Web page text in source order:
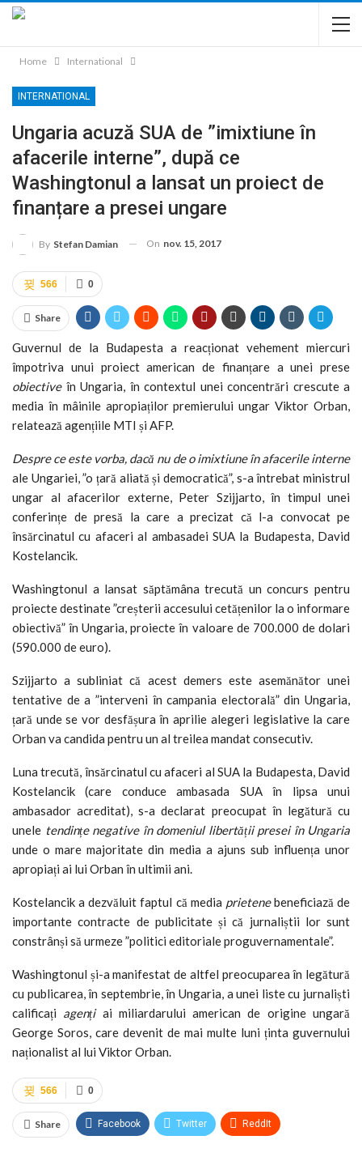
Home International
INTERNATIONAL
Ungaria acuză SUA de ”imixtiune în
afacerile interne”, după ce
Washingtonul a lansat un proiect de
finanțare a presei ungare
By Stefan Damian On nov. 15, 2017
0
566
Share
Guvernul de la Budapesta a reacționat vehement miercuri
împotriva unui proiect american de finanțare a unei prese
obiectiveîn Ungaria, în contextul unei concentrări crescute a
media în mâinile apropiaților premierului ungar Viktor Orban,
relatează agențiile MTI și AFP.
Despre ce este vorba, dacă nu de o imixtiune în afacerile interne
ale Ungariei, ”o țară aliată și democratică”, s-a întrebat ministrul
ungar al afacerilor externe, Peter Szijjarto, în timpul unei
conferințe de presă la care a precizat că l-a convocat pe
însărcinatul cu afaceri al ambasadei SUA la Budapesta, David
Kostelancik.
Washingtonul a lansat săptămâna trecută un concurs pentru
proiecte destinate ”creșterii accesului cetățenilor la o informare
obiectivă” în Ungaria, proiecte în valoare de 700.000 de dolari
(590.000 de euro).
Szijjarto a subliniat că acest demers este asemănător unei
tentative de a ”interveni în campania electorală” din Ungaria,
țară unde se vor desfășura în aprilie alegeri legislative la care
Orban va candida pentru un al treilea mandat consecutiv.
Luna trecută, însărcinatul cu afaceri al SUA la Budapesta, David
Kostelancik (care conduce ambasada SUA în lipsa unui
ambasador acreditat), s-a declarat preocupat în legătură cu
unele tendințe negative în domeniul libertății presei în Ungaria
unde o mare majoritate din media a ajuns sub influența unor
apropiați ai lui Orban în ultimii ani.
Kostelancik a dezvăluit faptul că media prietenebeneficiază de
importante contracte de publicitate și că jurnaliștii lor sunt
constrânși să urmeze ”politici editoriale proguvernamentale”.
Washingtonul și-a manifestat de altfel preocuparea în legătură
cu publicarea, în septembrie, în Ungaria, a unei liste cu jurnaliști
calificați agențiai miliardarului american de origine ungară
George Soros, care devenit de mai multe luni ținta guvernului
naționalist al lui Viktor Orban.
0
566
Share Facebook Twitter ReddIt